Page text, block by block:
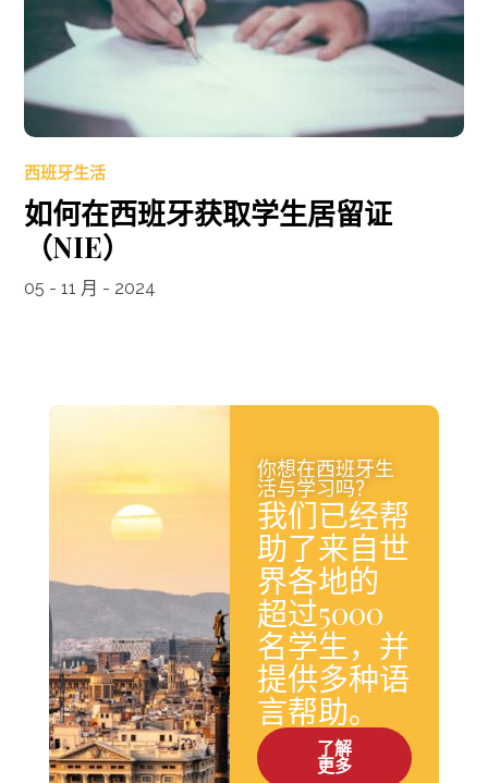
西班牙生活
如何在西班牙获取学生居留证
（NIE）
05 - 11 月 - 2024
你想在西班牙生
活与学习吗？
我们已经帮
助了来自世
界各地的
超过5000
名学生，并
提供多种语
言帮助。
了解
更多